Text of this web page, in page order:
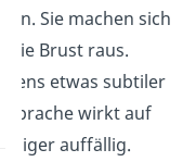
Sie machen sich
die Brust raus.
etwas subtiler
wirkt auf
auffällig.